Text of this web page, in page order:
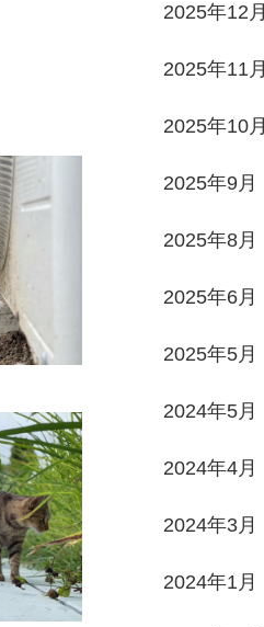
2025年12月
2025年11月
2025年10月
2025年9月
2025年8月
2025年6月
2025年5月
2024年5月
2024年4月
2024年3月
2024年1月